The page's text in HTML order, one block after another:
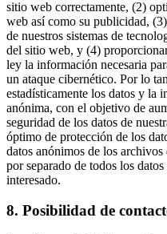
sitio web correctamente, (2)
web así como su publicidad,
de nuestros sistemas de
del sitio web, y (4)
ley la información necesaria
un ataque cibernético. Por lo
estadísticamente los datos y la
anónima, con el objetivo de
seguridad de los datos de
óptimo de protección de los
datos anónimos de los
por separado de todos los
interesado.
8. Posibilidad de